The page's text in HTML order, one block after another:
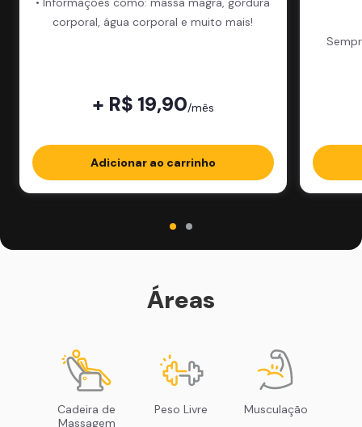
corporal, água corporal e muito mais!
+ R$ 19,90/mês
Adicionar ao carrinho
Áreas
Cadeira de
Massagem
Peso Livre Musculação